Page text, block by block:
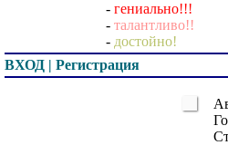
- гениально!!!
- талантливо!!
- достойно!
ВХОД | Регистрация